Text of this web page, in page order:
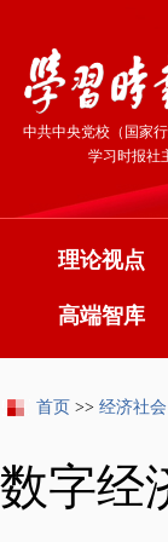
中共中央党校（国家
学习时报社
理论视点
高端智库
首页 >> 经济社会
数字经